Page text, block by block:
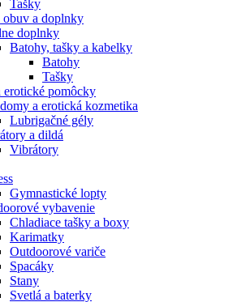
Tašky
obuv a doplnky
doplnky
Batohy, tašky a kabelky
Batohy
Tašky
erotické pomôcky
a erotická kozmetika
Lubrigačné gély
a dildá
Vibrátory
Gymnastické lopty
vybavenie
Chladiace tašky a boxy
Karimatky
Outdoorové variče
Spacáky
Stany
Svetlá a baterky